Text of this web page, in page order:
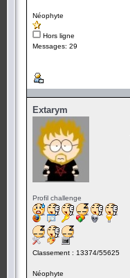
Néophyte
Hors ligne
Messages: 29
Extarym
Profil challenge
Classement : 13374/55625
Néophyte